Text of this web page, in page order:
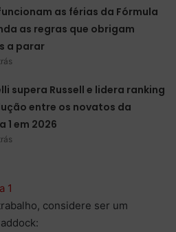
as férias da Fórmula
as regras que obrigam
a parar
supera Russell e lidera ranking
entre os novatos da
1 em 2026
1
considere ser um